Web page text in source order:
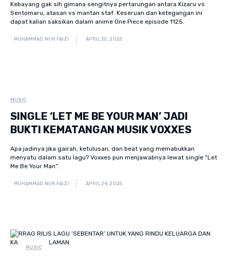
Kebayang gak sih gimana sengitnya pertarungan antara Kizaru vs
Sentomaru, atasan vs mantan staf. Keseruan dan ketegangan ini
dapat kalian saksikan dalam anime One Piece episode 1125.
MUHAMMAD NUR FAIZI APRIL 25, 2025
MUSIC
SINGLE ‘LET ME BE YOUR MAN’ JADI
BUKTI KEMATANGAN MUSIK VOXXES
Apa jadinya jika gairah, ketulusan, dan beat yang memabukkan
menyatu dalam satu lagu? Voxxes pun menjawabnya lewat single “Let
Me Be Your Man”.
MUHAMMAD NUR FAIZI APRIL 24, 2025
MUSIC